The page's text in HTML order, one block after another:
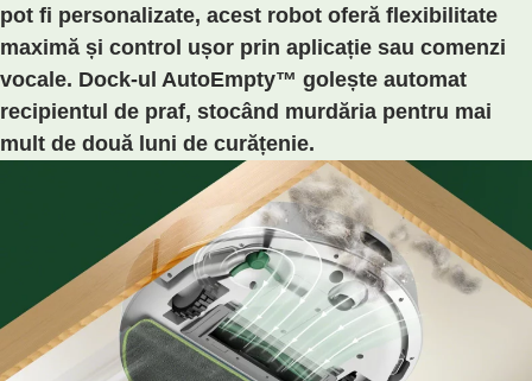
pot fi personalizate, acest robot oferă flexibilitate
maximă și control ușor prin aplicație sau comenzi
vocale. Dock-ul AutoEmpty™ golește automat
recipientul de praf, stocând murdăria pentru mai
mult de două luni de curățenie.